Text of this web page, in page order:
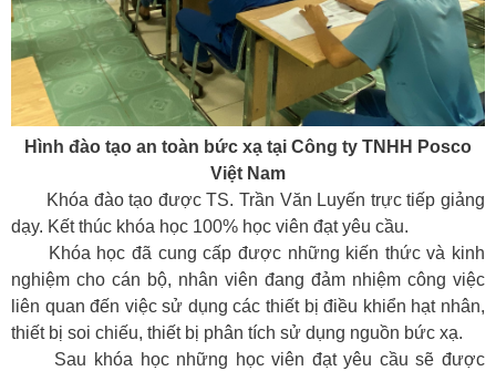
Hình đào tạo an toàn bức xạ tại Công ty TNHH Posco
Việt Nam
Khóa đào tạo được TS. Trần Văn Luyến trực tiếp giảng
dạy. Kết thúc khóa học 100% học viên đạt yêu cầu.
Khóa học đã cung cấp được những kiến thức và kinh
nghiệm cho cán bộ, nhân viên đang đảm nhiệm công việc
liên quan đến việc sử dụng các thiết bị điều khiển hạt nhân,
thiết bị soi chiếu, thiết bị phân tích sử dụng nguồn bức xạ.
Sau khóa học những học viên đạt yêu cầu sẽ được